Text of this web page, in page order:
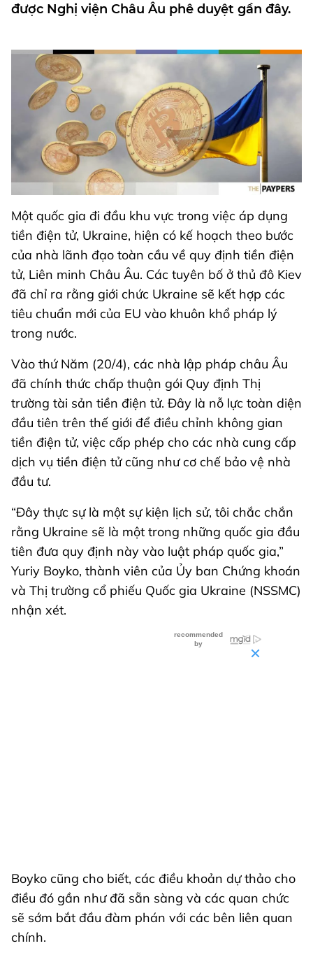
được Nghị viện Châu Âu phê duyệt gần đây.
Một quốc gia đi đầu khu vực trong việc áp dụng
tiền điện tử, Ukraine, hiện có kế hoạch theo bước
của nhà lãnh đạo toàn cầu về quy định tiền điện
tử, Liên minh Châu Âu. Các tuyên bố ở thủ đô Kiev
đã chỉ ra rằng giới chức Ukraine sẽ kết hợp các
tiêu chuẩn mới của EU vào khuôn khổ pháp lý
trong nước.
Vào thứ Năm (20/4), các nhà lập pháp châu Âu
đã chính thức chấp thuận gói Quy định Thị
trường tài sản tiền điện tử. Đây là nỗ lực toàn diện
đầu tiên trên thế giới để điều chỉnh không gian
tiền điện tử, việc cấp phép cho các nhà cung cấp
dịch vụ tiền điện tử cũng như cơ chế bảo vệ nhà
đầu tư.
“Đây thực sự là một sự kiện lịch sử, tôi chắc chắn
rằng Ukraine sẽ là một trong những quốc gia đầu
tiên đưa quy định này vào luật pháp quốc gia,”
Yuriy Boyko, thành viên của Ủy ban Chứng khoán
và Thị trường cổ phiếu Quốc gia Ukraine (NSSMC)
nhận xét.
Boyko cũng cho biết, các điều khoản dự thảo cho
điều đó gần như đã sẵn sàng và các quan chức
sẽ sớm bắt đầu đàm phán với các bên liên quan
chính.